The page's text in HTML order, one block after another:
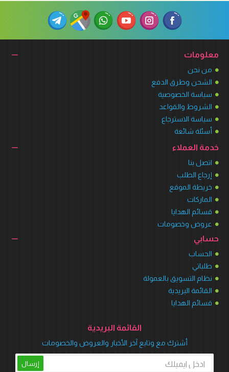
معلومات
من نحن
الشحن وطرق الدفع
سياسة الخصوصية
الشروط والقواعد
سياسة الاسترجاع
أسئلة شائعة
خدمة العملاء
اتصل بنا
إرجاع الطلب
خريطة الموقع
الماركات
قسائم الهدايا
عروض وخصومات
حسابي
الحساب
طلباتي
نظام التسويق بالعمولة
القائمة البريدية
قسائم الهدايا
القائمة البريدية
أشترك مع وتابع آخر الأخبار والعروض والخصومات
إرسال